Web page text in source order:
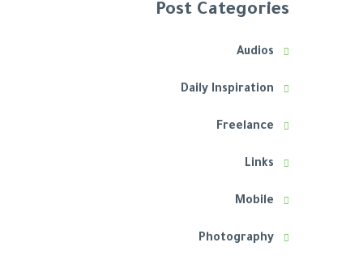
Post Categories
Audios
Daily Inspiration
Freelance
Links
Mobile
Photography